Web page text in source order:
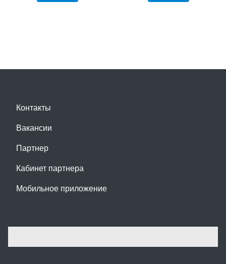
Контакты
Вакансии
Партнер
Кабинет партнера
Мобильное приложение